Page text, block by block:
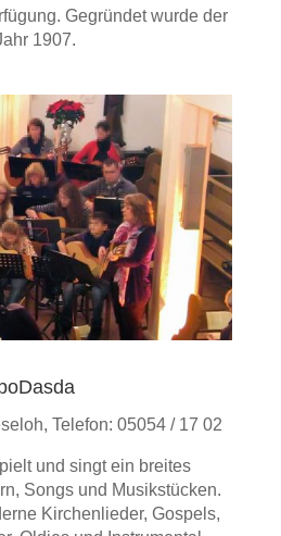
Ge­gründet wurde der
1907.
Telefon: 05054 / 17 02
und singt ein breites
Songs und Musik­stücken.
Kirchen­lieder, Gospels,